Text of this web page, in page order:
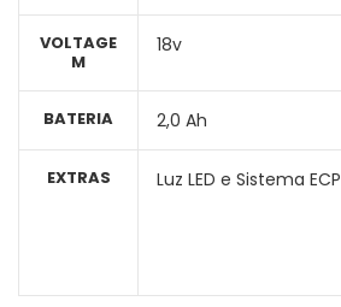
VOLTAGE
M
BATERIA
EXTRAS
18v
2,0 Ah
Luz LED e Sistema ECP